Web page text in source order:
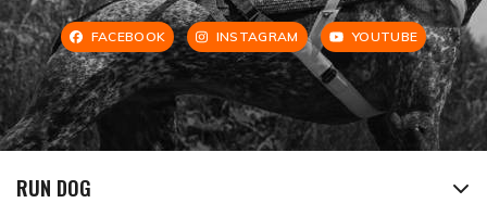
FACEBOOK INSTAGRAM YOUTUBE
RUN DOG